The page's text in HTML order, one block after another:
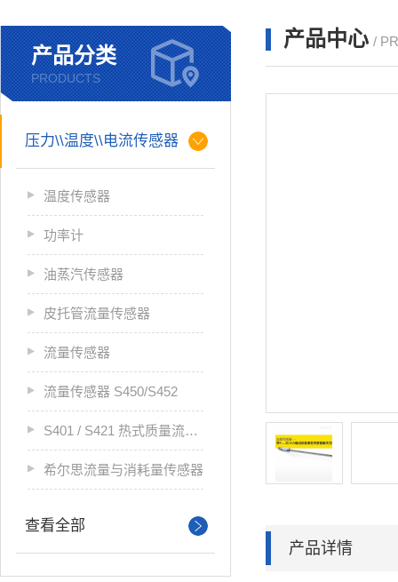
产品分类
PRODUCTS
压力\\温度\\电流传感器
温度传感器
功率计
油蒸汽传感器
皮托管流量传感器
流量传感器
流量传感器 S450/S452
S401 / S421 热式质量流量传感器
希尔思流量与消耗量传感器
查看全部
产品中心 /
产品详情